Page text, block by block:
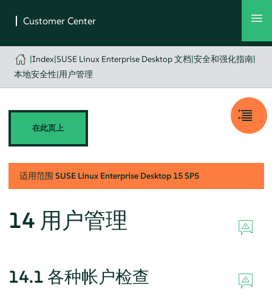
|Index|SUSE Linux Enterprise Desktop 文档|安全和强化指南|
本地安全性|用户管理
在此页上
适用范围 SUSE Linux Enterprise Desktop 15 SP5
14 用户管理
14.1 各种帐户检查